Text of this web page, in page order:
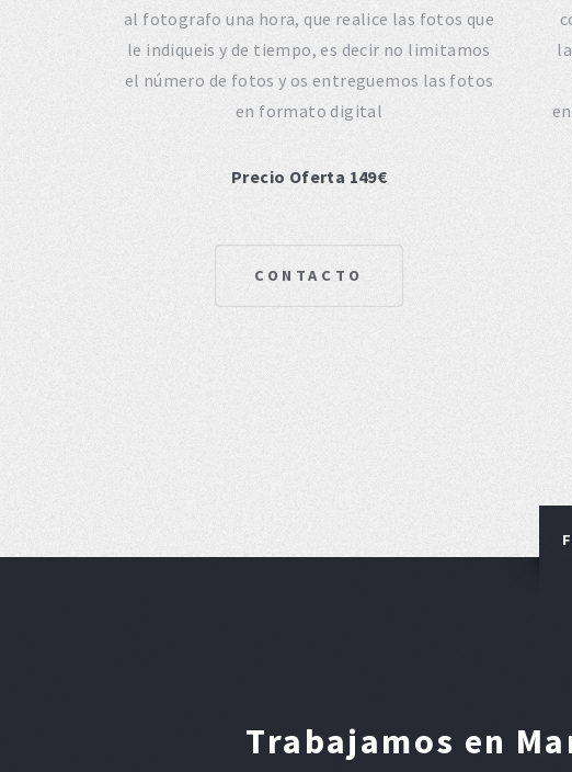
al fotografo una hora, que realice las fotos que
le indiqueis y de tiempo, es decir no limitamos
el número de fotos y os entreguemos las fotos
en formato digital
Precio Oferta 149€
CONTACTO
Trabajamos en